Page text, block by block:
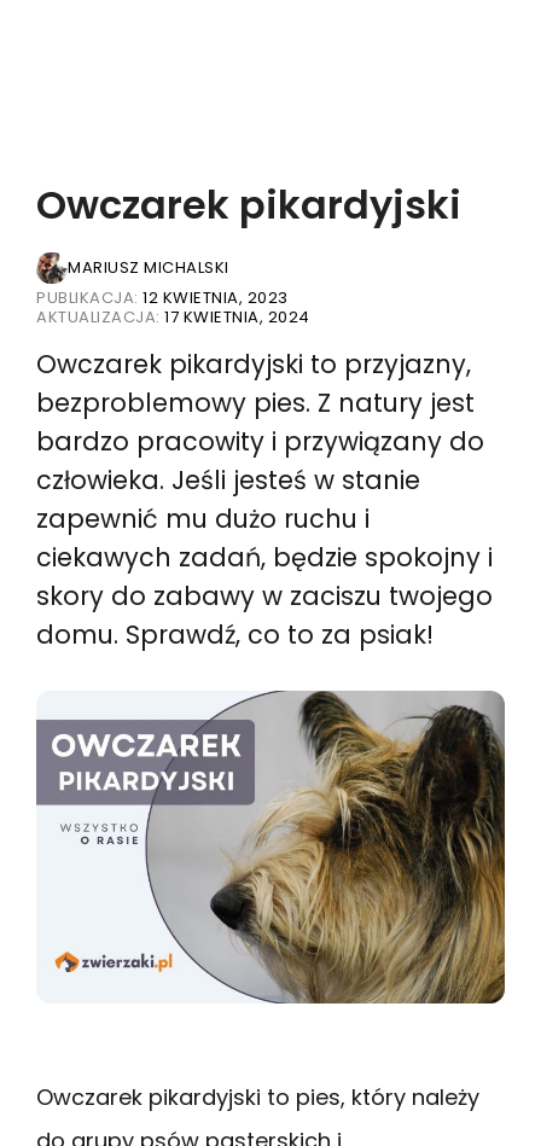
Owczarek pikardyjski
MARIUSZ MICHALSKI
PUBLIKACJA: 12 KWIETNIA, 2023
AKTUALIZACJA: 17 KWIETNIA, 2024
Owczarek pikardyjski to przyjazny,
bezproblemowy pies. Z natury jest
bardzo pracowity i przywiązany do
człowieka. Jeśli jesteś w stanie
zapewnić mu dużo ruchu i
ciekawych zadań, będzie spokojny i
skory do zabawy w zaciszu twojego
domu. Sprawdź, co to za psiak!
Owczarek pikardyjski to pies, który należy